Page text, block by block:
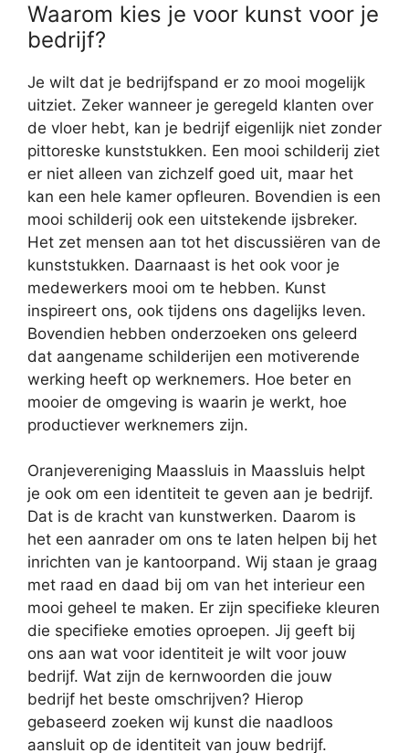
Waarom kies je voor kunst voor je
bedrijf?
Je wilt dat je bedrijfspand er zo mooi mogelijk
uitziet. Zeker wanneer je geregeld klanten over
de vloer hebt, kan je bedrijf eigenlijk niet zonder
pittoreske kunststukken. Een mooi schilderij ziet
er niet alleen van zichzelf goed uit, maar het
kan een hele kamer opfleuren. Bovendien is een
mooi schilderij ook een uitstekende ijsbreker.
Het zet mensen aan tot het discussiëren van de
kunststukken. Daarnaast is het ook voor je
medewerkers mooi om te hebben. Kunst
inspireert ons, ook tijdens ons dagelijks leven.
Bovendien hebben onderzoeken ons geleerd
dat aangename schilderijen een motiverende
werking heeft op werknemers. Hoe beter en
mooier de omgeving is waarin je werkt, hoe
productiever werknemers zijn.
Oranjevereniging Maassluis in Maassluis helpt
je ook om een identiteit te geven aan je bedrijf.
Dat is de kracht van kunstwerken. Daarom is
het een aanrader om ons te laten helpen bij het
inrichten van je kantoorpand. Wij staan je graag
met raad en daad bij om van het interieur een
mooi geheel te maken. Er zijn specifieke kleuren
die specifieke emoties oproepen. Jij geeft bij
ons aan wat voor identiteit je wilt voor jouw
bedrijf. Wat zijn de kernwoorden die jouw
bedrijf het beste omschrijven? Hierop
gebaseerd zoeken wij kunst die naadloos
aansluit op de identiteit van jouw bedrijf.